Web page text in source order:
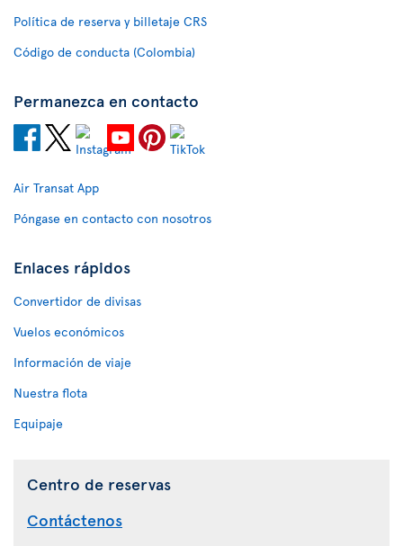
Política de reserva y billetaje CRS
Código de conducta (Colombia)
Permanezca en contacto
Air Transat App
Póngase en contacto con nosotros
Enlaces rápidos
Convertidor de divisas
Vuelos económicos
Información de viaje
Nuestra flota
Equipaje
Centro de reservas
Contáctenos